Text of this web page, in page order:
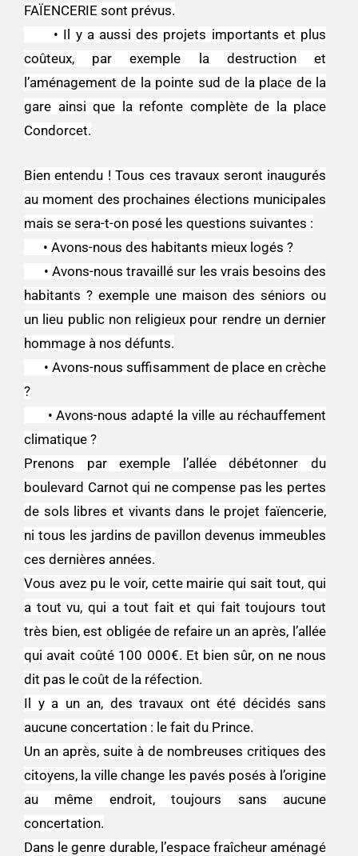
FAÏENCERIE sont prévus.
• Il y a aussi des projets importants et plus
coûteux, par exemple la destruction et
l’aménagement de la pointe sud de la place de la
gare ainsi que la refonte complète de la place
Condorcet.
Bien entendu ! Tous ces travaux seront inaugurés
au moment des prochaines élections municipales
mais se sera-t-on posé les questions suivantes :
• Avons-nous des habitants mieux logés ?
• Avons-nous travaillé sur les vrais besoins des
habitants ? exemple une maison des séniors ou
un lieu public non religieux pour rendre un dernier
hommage à nos défunts.
• Avons-nous suffisamment de place en crèche
?
• Avons-nous adapté la ville au réchauffement
climatique ?
Prenons par exemple l’allée débétonner du
boulevard Carnot qui ne compense pas les pertes
de sols libres et vivants dans le projet faïencerie,
ni tous les jardins de pavillon devenus immeubles
ces dernières années.
Vous avez pu le voir, cette mairie qui sait tout, qui
a tout vu, qui a tout fait et qui fait toujours tout
très bien, est obligée de refaire un an après, l’allée
qui avait coûté 100 000€. Et bien sûr, on ne nous
dit pas le coût de la réfection.
Il y a un an, des travaux ont été décidés sans
aucune concertation : le fait du Prince.
Un an après, suite à de nombreuses critiques des
citoyens, la ville change les pavés posés à l’origine
au même endroit, toujours sans aucune
concertation.
Dans le genre durable, l’espace fraîcheur aménagé